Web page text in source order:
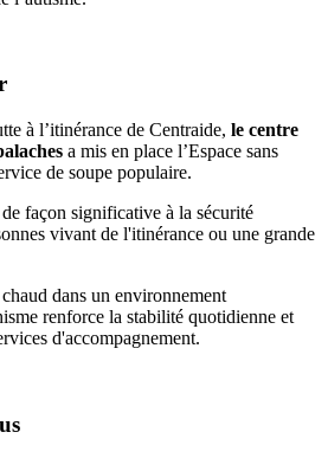
à l’itinérance de Centraide, le centre
a mis en place l’Espace sans
de soupe populaire.
façon significative à la sécurité
vivant de l'itinérance ou une grande
dans un environnement
renforce la stabilité quotidienne et
d'accompagnement.